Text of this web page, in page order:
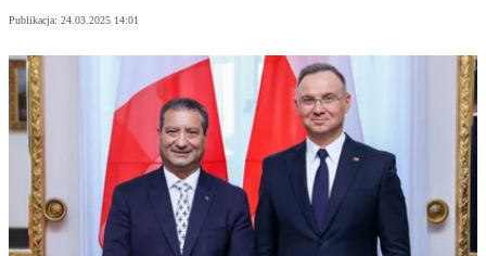
Publikacja: 24.03.2025 14:01